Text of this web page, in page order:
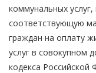
коммунальных
соответствующую
граждан на оплату
услуг в совокупном
кодекса Российской